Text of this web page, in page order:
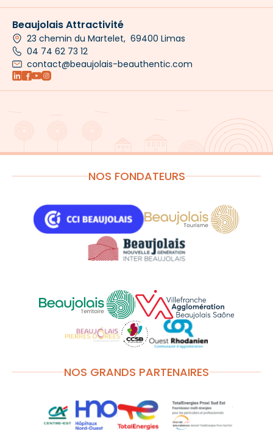
Beaujolais Attractivité
23 chemin du Martelet, 69400 Limas
04 74 62 73 12
contact@beaujolais-beauthentic.com
NOS FONDATEURS
NOS GRANDS PARTENAIRES